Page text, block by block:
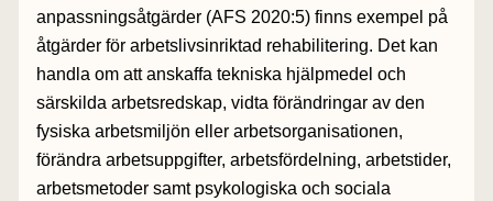
anpassningsåtgärder (AFS 2020:5) finns exempel på
åtgärder för arbetslivsinriktad rehabilitering. Det kan
handla om att anskaffa tekniska hjälpmedel och
särskilda arbetsredskap, vidta förändringar av den
fysiska arbetsmiljön eller arbetsorganisationen,
förändra arbetsuppgifter, arbetsfördelning, arbetstider,
arbetsmetoder samt psykologiska och sociala